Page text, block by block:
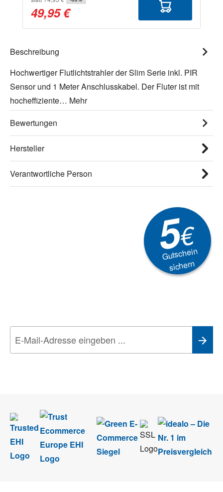
49,95 €
Beschreibung
Hochwertiger Flutlichtstrahler der Slim Serie inkl. PIR
Sensor und 1 Meter Anschlusskabel. Der Fluter ist mit
hocheffiziente… Mehr
Bewertungen
Hersteller
Verantwortliche Person
5€
Gutschein
sichern